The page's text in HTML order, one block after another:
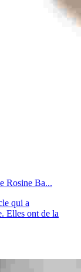
Rosine Ba...
qui a
Elles ont de la